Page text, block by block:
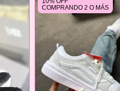
COMPRANDO 2 O MÁS